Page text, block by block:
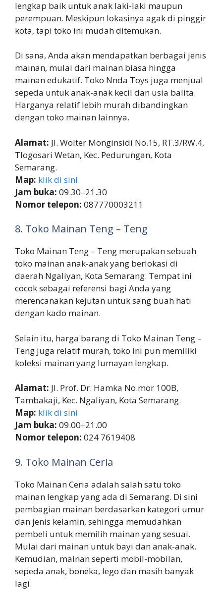
lengkap baik untuk anak laki-laki maupun
perempuan. Meskipun lokasinya agak di pinggir
kota, tapi toko ini mudah ditemukan.
Di sana, Anda akan mendapatkan berbagai jenis
mainan, mulai dari mainan biasa hingga
mainan edukatif. Toko Nnda Toys juga menjual
sepeda untuk anak-anak kecil dan usia balita.
Harganya relatif lebih murah dibandingkan
dengan toko mainan lainnya.
Alamat: Jl. Wolter Monginsidi No.15, RT.3/RW.4,
Tlogosari Wetan, Kec. Pedurungan, Kota
Semarang.
Map: klik di sini
Jam buka: 09.30–21.30
Nomor telepon: 087770003211
8. Toko Mainan Teng – Teng
Toko Mainan Teng – Teng merupakan sebuah
toko mainan anak-anak yang berlokasi di
daerah Ngaliyan, Kota Semarang. Tempat ini
cocok sebagai referensi bagi Anda yang
merencanakan kejutan untuk sang buah hati
dengan kado mainan.
Selain itu, harga barang di Toko Mainan Teng –
Teng juga relatif murah, toko ini pun memiliki
koleksi mainan yang lumayan lengkap.
Alamat: Jl. Prof. Dr. Hamka No.mor 100B,
Tambakaji, Kec. Ngaliyan, Kota Semarang.
Map: klik di sini
Jam buka: 09.00–21.00
Nomor telepon: 024 7619408
9. Toko Mainan Ceria
Toko Mainan Ceria adalah salah satu toko
mainan lengkap yang ada di Semarang. Di sini
pembagian mainan berdasarkan kategori umur
dan jenis kelamin, sehingga memudahkan
pembeli untuk memilih mainan yang sesuai.
Mulai dari mainan untuk bayi dan anak-anak.
Kemudian, mainan seperti mobil-mobilan,
sepeda anak, boneka, lego dan masih banyak
lagi.